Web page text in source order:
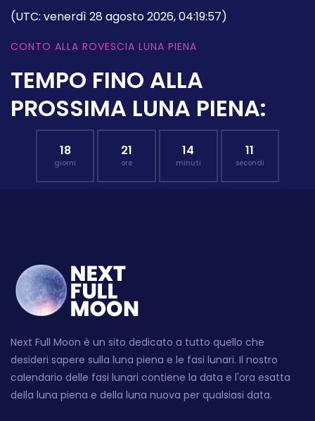
(UTC: venerdì 28 agosto 2026, 04:19:57)
CONTO ALLA ROVESCIA LUNA PIENA
TEMPO FINO ALLA
PROSSIMA LUNA PIENA:
18
giorni
21
ore
14
minuti
10
secondi
Next Full Moon è un sito dedicato a tutto quello che
desideri sapere sulla luna piena e le fasi lunari. Il nostro
calendario delle fasi lunari contiene la data e l'ora esatta
della luna piena e della luna nuova per qualsiasi data.